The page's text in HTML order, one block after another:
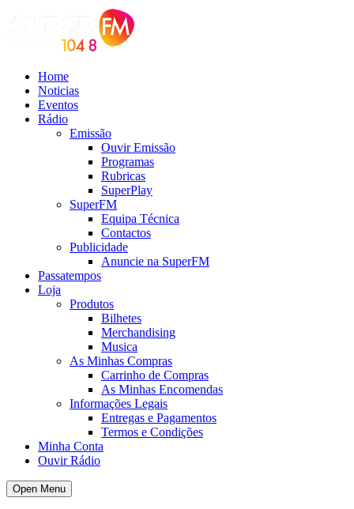
Home
Noticias
Eventos
Rádio
Emissão
Ouvir Emissão
Programas
Rubricas
SuperPlay
SuperFM
Equipa Técnica
Contactos
Publicidade
Anuncie na SuperFM
Passatempos
Loja
Produtos
Bilhetes
Merchandising
Musica
As Minhas Compras
Carrinho de Compras
As Minhas Encomendas
Informações Legais
Entregas e Pagamentos
Termos e Condições
Minha Conta
Ouvir Rádio
Open Menu